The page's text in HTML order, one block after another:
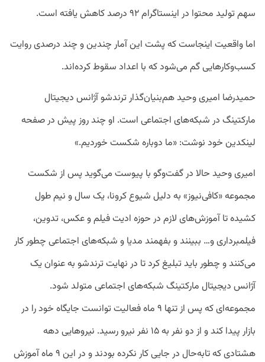
سهم تولید محتوا در اینستاگرام ۹۲ درصد کاهش یافته است.
اما واقعیت اینجاست که پشت این آمار چندین و چند درصدی روایت
کسب‌وکارهایی گم می‌شود که با اعداد سقوط کرده‌اند.
حمیدرضا امیری وحید هم‌بنیان‌گذار ترندشو آژانس دیجیتال
مارکتینگ در شبکه‌های اجتماعی است. او چند روز پیش در صفحه
لینکدین خود نوشت: «ما دوباره شکست خوردیم.»
امیری وحید حالا در گفت‌وگو با پیوست می‌گوید پس از شکست
مجموعه «کافی‌نیوز» به دلیل شیوع کرونا، یک سال و نیم طول
کشیده تا آموزش‌های لازم در حوزه ادیت فیلم و عکس، تدوین،
فیلمبرداری و… ببینند و بفهمند مدیا و شبکه‌های اجتماعی چطور کار
می‌کنند و چطور باید تبلیغ کرد تا در نهایت ترندشو به عنوان یک
آژانس دیجیتال مارکتینگ شبکه‌های اجتماعی متولد شود.
مجموعه‌ای که پس از تنها ۹ ماه فعالیت توانست جایگاه خود را در
بازار پیدا کند و از دو نفر به ۱۵ نفر نیرو رسید. نیروهایی دهه
هشتادی که تابه‌حال در جایی کار نکرده بودند و در این ۹ ماه آموزش